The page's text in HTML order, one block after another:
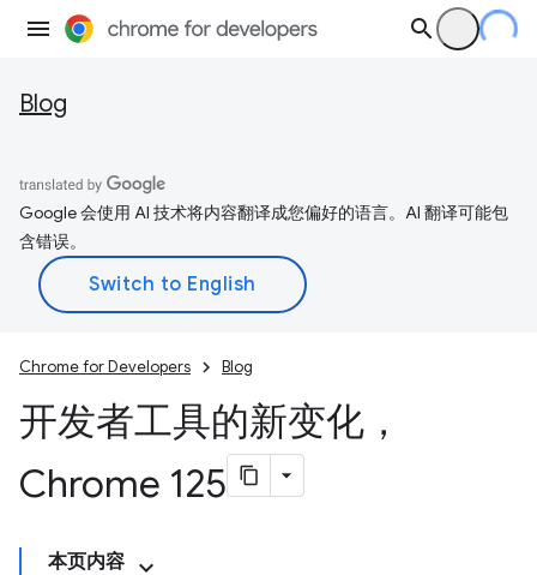
Blog
Google 会使用 AI 技术将内容翻译成您偏好的语言。AI 翻译可能包
含错误。
Chrome for Developers Blog
开发者工具的新变化，
Chrome 125
本页内容